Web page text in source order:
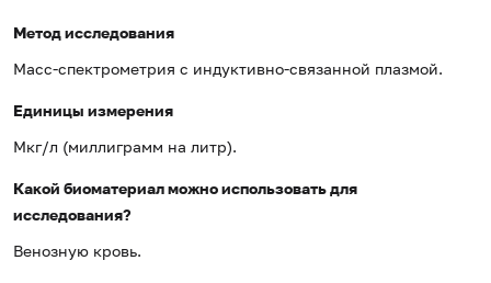
Метод исследования
Масс-спектрометрия с индуктивно-связанной плазмой.
Единицы измерения
Мкг/л (миллиграмм на литр).
Какой биоматериал можно использовать для
исследования?
Венозную кровь.